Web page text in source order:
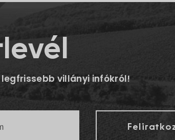
villányi infókról!